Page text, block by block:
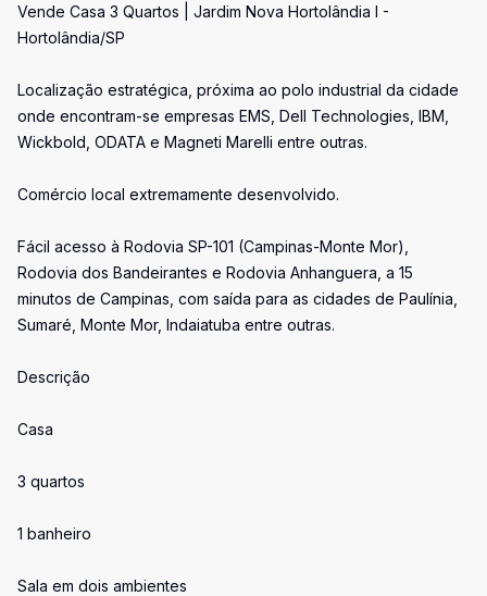
Vende Casa 3 Quartos | Jardim Nova Hortolândia I -
Hortolândia/SP
Localização estratégica, próxima ao polo industrial da cidade
onde encontram-se empresas EMS, Dell Technologies, IBM,
Wickbold, ODATA e Magneti Marelli entre outras.
Comércio local extremamente desenvolvido.
Fácil acesso à Rodovia SP-101 (Campinas-Monte Mor),
Rodovia dos Bandeirantes e Rodovia Anhanguera, a 15
minutos de Campinas, com saída para as cidades de Paulínia,
Sumaré, Monte Mor, Indaiatuba entre outras.
Descrição
Casa
3 quartos
1 banheiro
Sala em dois ambientes